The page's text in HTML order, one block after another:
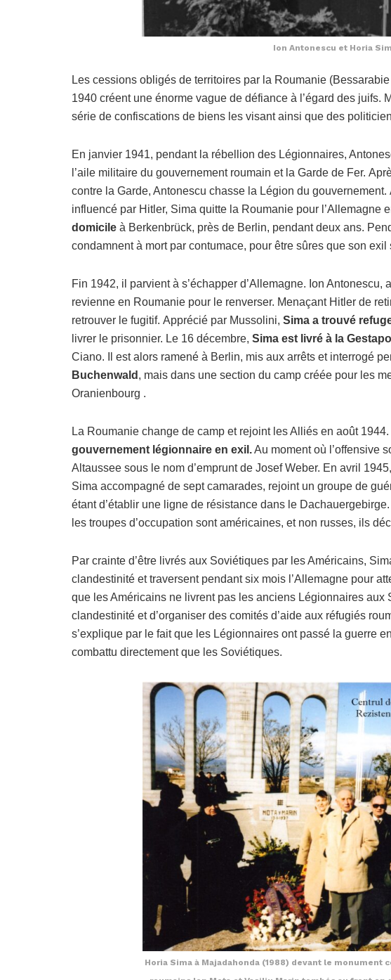
Ion Antonescu et Horia
Les cessions obligés de territoires par la Roumanie
1940 créent une énorme vague de défiance à l’égard des juifs.
série de confiscations de biens les visant ainsi que des
En janvier 1941, pendant la rébellion des Légionnaires,
l’aile militaire du gouvernement roumain et la Garde de Fer.
contre la Garde, Antonescu chasse la Légion du gouvernement.
influencé par Hitler, Sima quitte la Roumanie pour l’Allemagne
domicile à Berkenbrück, près de Berlin, pendant deux ans.
condamnent à mort par contumace, pour être sûres que son exil
Fin 1942, il parvient à s’échapper d’Allemagne. Ion Antonescu,
revienne en Roumanie pour le renverser. Menaçant Hitler de
retrouver le fugitif. Apprécié par Mussolini, Sima a trouvé
livrer le prisonnier. Le 16 décembre, Sima est livré à la Gestapo
Ciano. Il est alors ramené à Berlin, mis aux arrêts et interrogé
Buchenwald , mais dans une section du camp créée pour les
Oranienbourg .
La Roumanie change de camp et rejoint les Alliés en août
gouvernement légionnaire en exil.Au moment où l’offensive
Altaussee sous le nom d’emprunt de Josef Weber. En avril
Sima accompagné de sept camarades, rejoint un groupe de
étant d’établir une ligne de résistance dans le
les troupes d’occupation sont américaines, et non russes, ils
Par crainte d’être livrés aux Soviétiques par les Américains,
clandestinité et traversent pendant six mois l’Allemagne pour
que les Américains ne livrent pas les anciens Légionnaires aux
clandestinité et d’organiser des comités d’aide aux réfugiés
s’explique par le fait que les Légionnaires ont passé la guerre
combattu directement que les Soviétiques.
Horia Sima à Majadahonda (1988) devant le